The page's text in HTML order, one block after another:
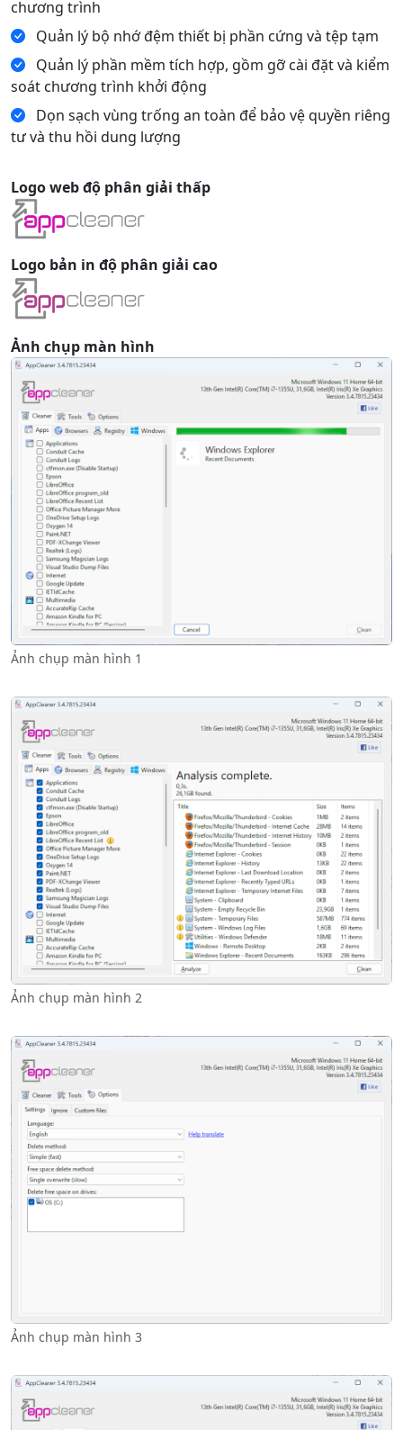
chương trình
Quản lý bộ nhớ đệm thiết bị phần cứng và tệp tạm
Quản lý phần mềm tích hợp, gồm gỡ cài đặt và kiểm
soát chương trình khởi động
Dọn sạch vùng trống an toàn để bảo vệ quyền riêng
tư và thu hồi dung lượng
Logo web độ phân giải thấp
Logo bản in độ phân giải cao
Ảnh chụp màn hình
Ảnh chụp màn hình 1
Ảnh chụp màn hình 2
Ảnh chụp màn hình 3